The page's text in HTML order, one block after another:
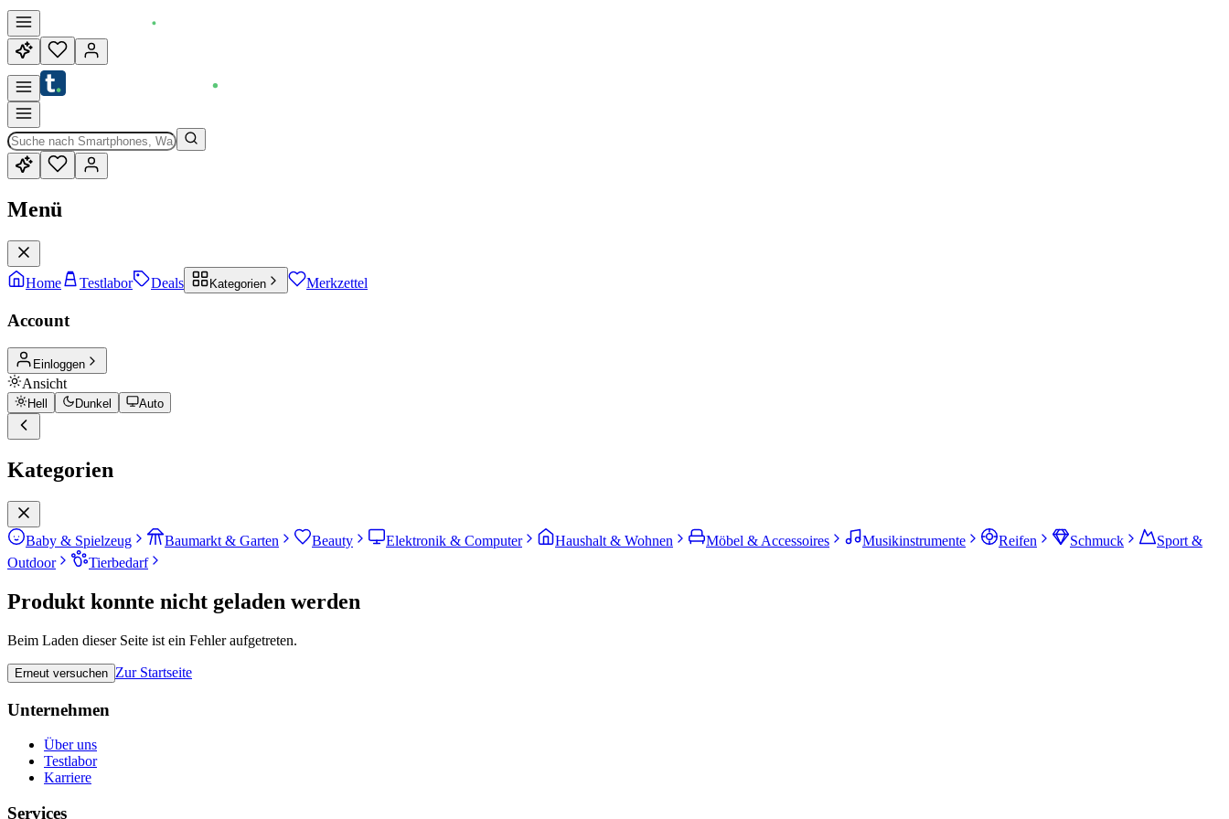
Menü
Home Testlabor Deals Kategorien Merkzettel
Account
Einloggen
Ansicht
Hell Dunkel Auto
Kategorien
Baby & Spielzeug Baumarkt & Garten Beauty Elektronik & Computer Haushalt & Wohnen Möbel & Accessoires Musikinstrumente Reifen Schmuck
Sport &
Outdoor
Tierbedarf
Produkt konnte nicht geladen werden
Beim Laden dieser Seite ist ein Fehler aufgetreten.
Erneut versuchen Zur Startseite
Unternehmen
Über uns
Testlabor
Karriere
Services